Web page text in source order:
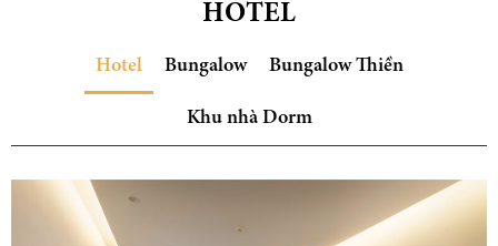
HOTEL
Hotel Bungalow Bungalow Thiền
Khu nhà Dorm